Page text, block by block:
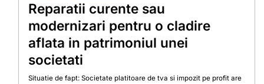
Reparatii curente sau
modernizari pentru o cladire
aflata in patrimoniul unei
societati
Situatie de fapt: Societate platitoare de tva si impozit pe profit are